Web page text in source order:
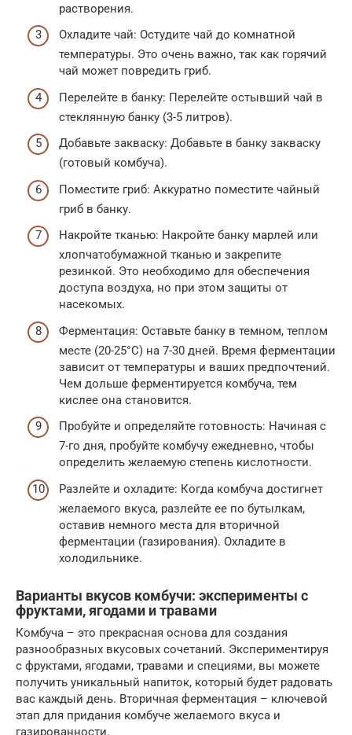
растворения.
Охладите чай: Остудите чай до комнатной
температуры. Это очень важно, так как горячий
чай может повредить гриб.
Перелейте в банку: Перелейте остывший чай в
стеклянную банку (3-5 литров).
Добавьте закваску: Добавьте в банку закваску
(готовый комбуча).
Поместите гриб: Аккуратно поместите чайный
гриб в банку.
Накройте тканью: Накройте банку марлей или
хлопчатобумажной тканью и закрепите
резинкой. Это необходимо для обеспечения
доступа воздуха, но при этом защиты от
насекомых.
Ферментация: Оставьте банку в темном, теплом
месте (20-25°C) на 7-30 дней. Время ферментации
зависит от температуры и ваших предпочтений.
Чем дольше ферментируется комбуча, тем
кислее она становится.
Пробуйте и определяйте готовность: Начиная с
7-го дня, пробуйте комбучу ежедневно, чтобы
определить желаемую степень кислотности.
Разлейте и охладите: Когда комбуча достигнет
желаемого вкуса, разлейте ее по бутылкам,
оставив немного места для вторичной
ферментации (газирования). Охладите в
холодильнике.
Варианты вкусов комбучи: эксперименты с
фруктами, ягодами и травами
Комбуча – это прекрасная основа для создания
разнообразных вкусовых сочетаний. Экспериментируя
с фруктами, ягодами, травами и специями, вы можете
получить уникальный напиток, который будет радовать
вас каждый день. Вторичная ферментация – ключевой
этап для придания комбуче желаемого вкуса и
газированности.